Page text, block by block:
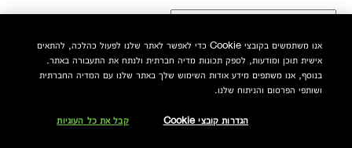
אנו משתמשים בקובצי Cookie כדי לאפשר לאתר שלנו לפעול כהלכה, להתאים
אישית תוכן ומודעות, לספק תכונות מדיה חברתית ולנתח את התעבורה באתר.
בנוסף, אנו משתפים מידע אודות השימוש שלך באתר שלנו עם המדיה החברתית
ושותפי הפרסום והניתוח שלנו.
הגדרות קובצי Cookie קבל את כל העוגיות